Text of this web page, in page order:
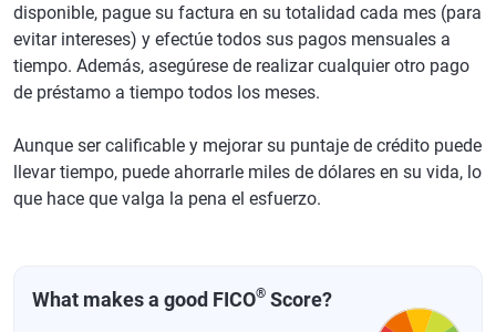
disponible, pague su factura en su totalidad cada mes (para
evitar intereses) y efectúe todos sus pagos mensuales a
tiempo. Además, asegúrese de realizar cualquier otro pago
de préstamo a tiempo todos los meses.
Aunque ser calificable y mejorar su puntaje de crédito puede
llevar tiempo, puede ahorrarle miles de dólares en su vida, lo
que hace que valga la pena el esfuerzo.
What makes a good FICO® Score?